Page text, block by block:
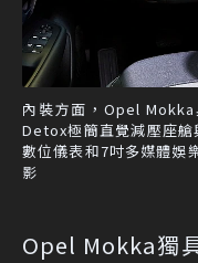
內裝方面，Opel
Detox極簡直覺減壓座
數位儀表和7吋多媒體娛
影
Opel Mokka獨